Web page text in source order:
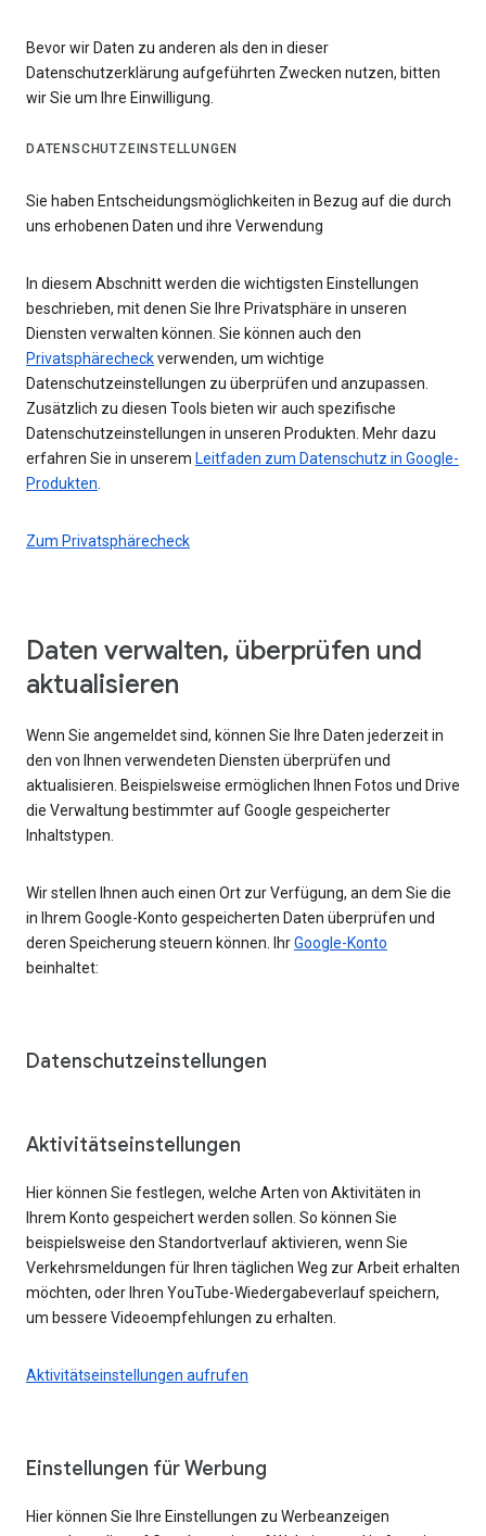
Bevor wir Daten zu anderen als den in dieser
Datenschutzerklärung aufgeführten Zwecken nutzen, bitten
wir Sie um Ihre Einwilligung.
DATENSCHUTZEINSTELLUNGEN
Sie haben Entscheidungsmöglichkeiten in Bezug auf die durch
uns erhobenen Daten und ihre Verwendung
In diesem Abschnitt werden die wichtigsten Einstellungen
beschrieben, mit denen Sie Ihre Privatsphäre in unseren
Diensten verwalten können. Sie können auch den
Privatsphärecheckverwenden, um wichtige
Datenschutzeinstellungen zu überprüfen und anzupassen.
Zusätzlich zu diesen Tools bieten wir auch spezifische
Datenschutzeinstellungen in unseren Produkten. Mehr dazu
erfahren Sie in unserem Leitfaden zum Datenschutz in Google-
Produkten
Zum Privatsphärecheck
Daten verwalten, überprüfen und
aktualisieren
Wenn Sie angemeldet sind, können Sie Ihre Daten jederzeit in
den von Ihnen verwendeten Diensten überprüfen und
aktualisieren. Beispielsweise ermöglichen Ihnen Fotos und Drive
die Verwaltung bestimmter auf Google gespeicherter
Inhaltstypen.
Wir stellen Ihnen auch einen Ort zur Verfügung, an dem Sie die
in Ihrem Google-Konto gespeicherten Daten überprüfen und
deren Speicherung steuern können. IhrGoogle-Konto
beinhaltet:
Datenschutzeinstellungen
Aktivitätseinstellungen
Hier können Sie festlegen, welche Arten von Aktivitäten in
Ihrem Konto gespeichert werden sollen. So können Sie
beispielsweise den Standortverlauf aktivieren, wenn Sie
Verkehrsmeldungen für Ihren täglichen Weg zur Arbeit erhalten
möchten, oder Ihren YouTube-Wiedergabeverlauf speichern,
um bessere Videoempfehlungen zu erhalten.
Aktivitätseinstellungen aufrufen
Einstellungen für Werbung
Hier können Sie Ihre Einstellungen zu Werbeanzeigen